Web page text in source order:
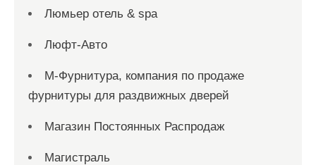
Люмьер отель & spa
Люфт-Авто
М-Фурнитура, компания по продаже
фурнитуры для раздвижных дверей
Магазин Постоянных Распродаж
Магистраль